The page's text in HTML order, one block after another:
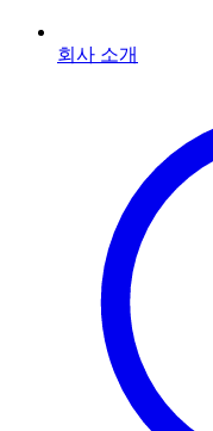
회사 소개